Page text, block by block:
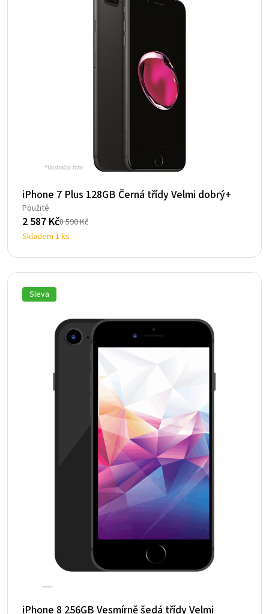
iPhone 7 Plus 128GB Černá třídy Velmi dobrý+
Použité
8 590Kč
Původní
cena
byla:
8
590 Kč.
2 587 Kč
Aktuální
cena
je:
2
587 Kč.
Skladem 1 ks
Sleva
iPhone 8 256GB Vesmírně šedá třídy Velmi